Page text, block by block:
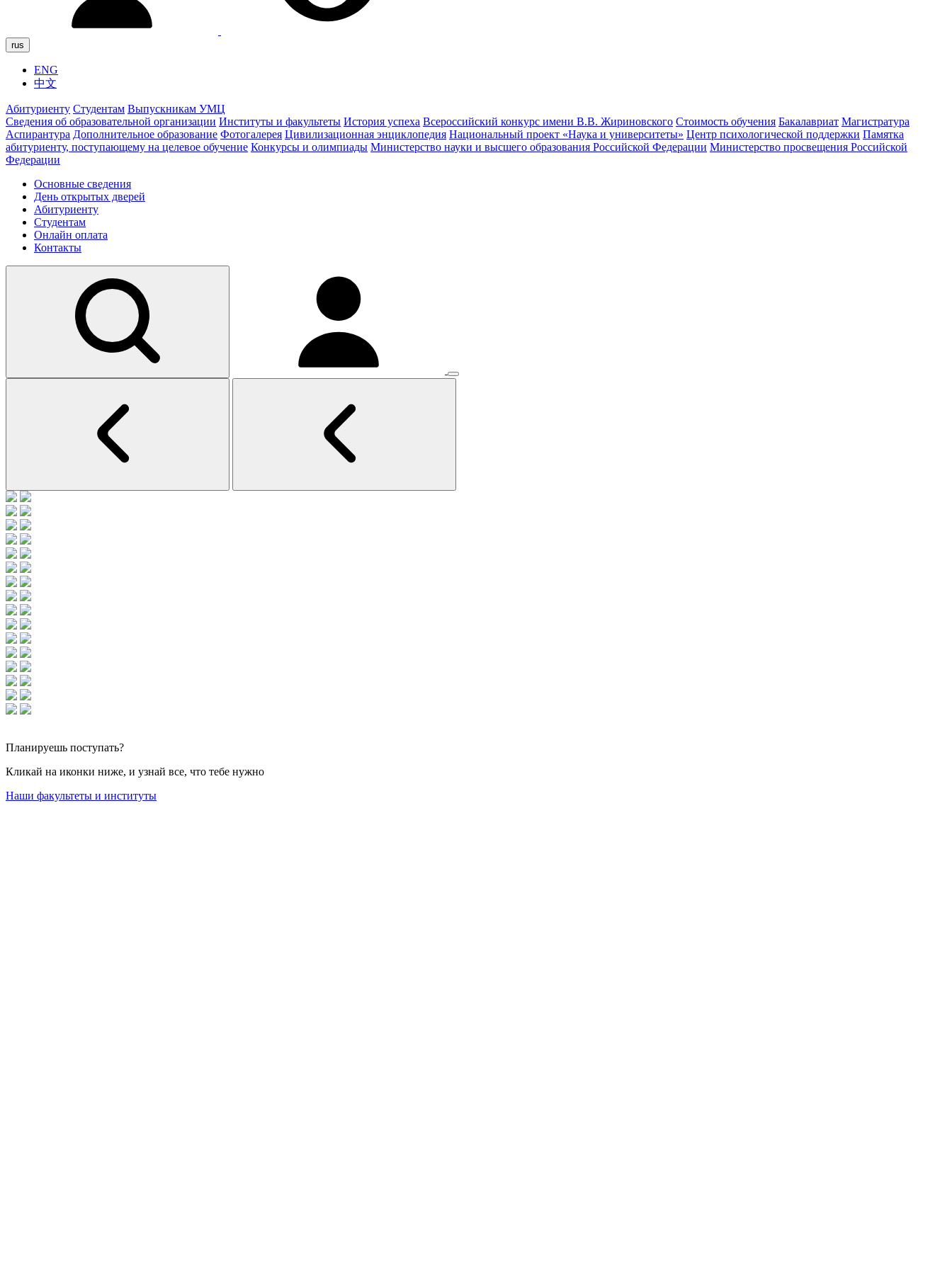
rus
ENG
中文
Абитуриенту Студентам Выпускникам УМЦ
Сведения об образовательной организации Институты и факультеты История успеха Всероссийский конкурс имени В.В. Жириновского Стоимость обучения Бакалавриат Магистратура
Аспирантура Дополнительное образование Фотогалерея Цивилизационная энциклопедия Национальный проект «Наука и университеты» Центр психологической поддержки Памятка
абитуриенту, поступающему на целевое обучение Конкурсы и олимпиады Министерство науки и высшего образования Российской Федерации Министерство просвещения Российской
Федерации
Основные сведения
День открытых дверей
Абитуриенту
Студентам
Онлайн оплата
Контакты
Планируешь поступать?
Кликай на иконки ниже, и узнай все, что тебе нужно
Наши факультеты и институты